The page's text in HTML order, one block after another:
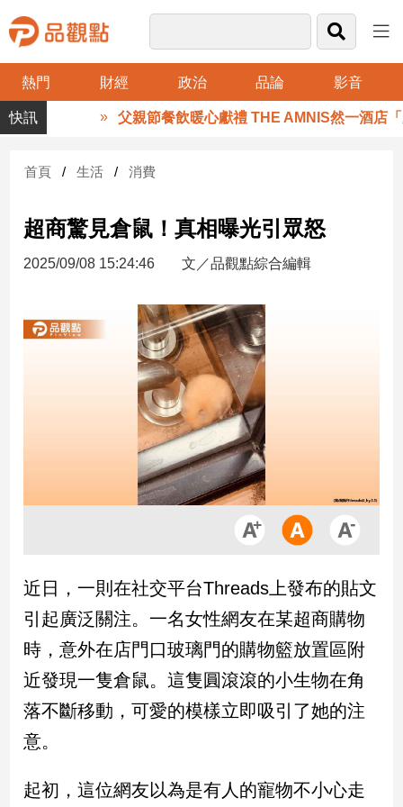
熱門 財經 政治 品論 影音
品
觀
財
台
財
聞
點
政
治
政
焦
點
觀
點
父親節餐飲暖心獻禮 THE AMNIS然一酒店「夏
首頁 生活 消費
超商驚見倉鼠！真相曝光引眾怒
2025/09/08 15:24:46 文／品觀點綜合編輯
近日，一則在社交平台Threads上發布的貼文
引起廣泛關注。一名女性網友在某超商購物
時，意外在店門口玻璃門的購物籃放置區附
近發現一隻倉鼠。這隻圓滾滾的小生物在角
落不斷移動，可愛的模樣立即吸引了她的注
意。
起初，這位網友以為是有人的寵物不小心走